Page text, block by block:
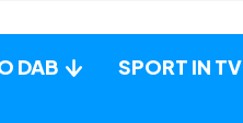
DAB SPORT IN TV